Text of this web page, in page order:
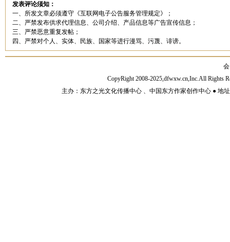
发表评论须知：
一、所发文章必须遵守《互联网电子公告服务管理规定》；
二、严禁发布供求代理信息、公司介绍、产品信息等广告宣传信息；
三、严禁恶意重复发帖；
四、严禁对个人、实体、民族、国家等进行漫骂、污蔑、诽谤。
CopyRight 2008-2025,dfwxw.cn,Inc.All Rights
主办：东方之光文化传播中心 、中国东方作家创作中心 ● 地